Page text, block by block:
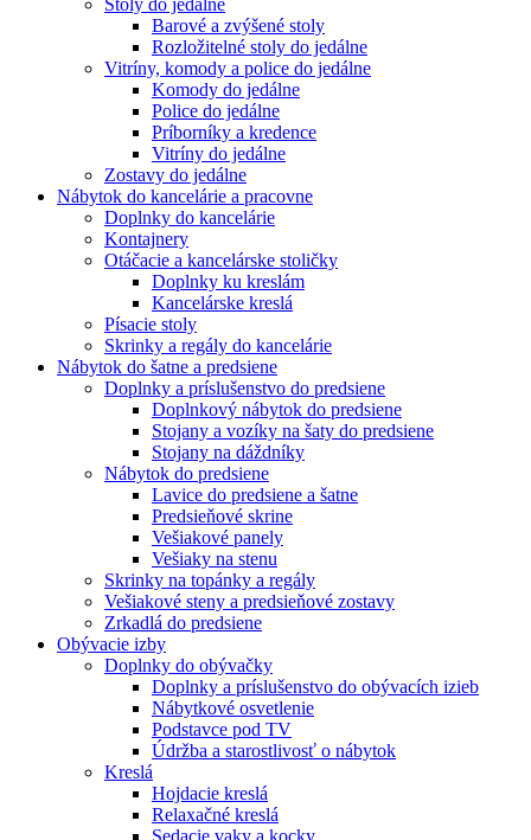
Barové a zvýšené stoly
Rozložitelné stoly do jedálne
Vitríny, komody a police do jedálne
Komody do jedálne
Police do jedálne
Príborníky a kredence
Vitríny do jedálne
Zostavy do jedálne
Nábytok do kancelárie a pracovne
Doplnky do kancelárie
Kontajnery
Otáčacie a kancelárske stoličky
Doplnky ku kreslám
Kancelárske kreslá
Písacie stoly
Skrinky a regály do kancelárie
Nábytok do šatne a predsiene
Doplnky a príslušenstvo do predsiene
Doplnkový nábytok do predsiene
Stojany a vozíky na šaty do predsiene
Stojany na dáždníky
Nábytok do predsiene
Lavice do predsiene a šatne
Predsieňové skrine
Vešiakové panely
Vešiaky na stenu
Skrinky na topánky a regály
Vešiakové steny a predsieňové zostavy
Zrkadlá do predsiene
Obývacie izby
Doplnky do obývačky
Doplnky a príslušenstvo do obývacích izieb
Nábytkové osvetlenie
Podstavce pod TV
Údržba a starostlivosť o nábytok
Kreslá
Hojdacie kreslá
Relaxačné kreslá
Sedacie vaky a kocky